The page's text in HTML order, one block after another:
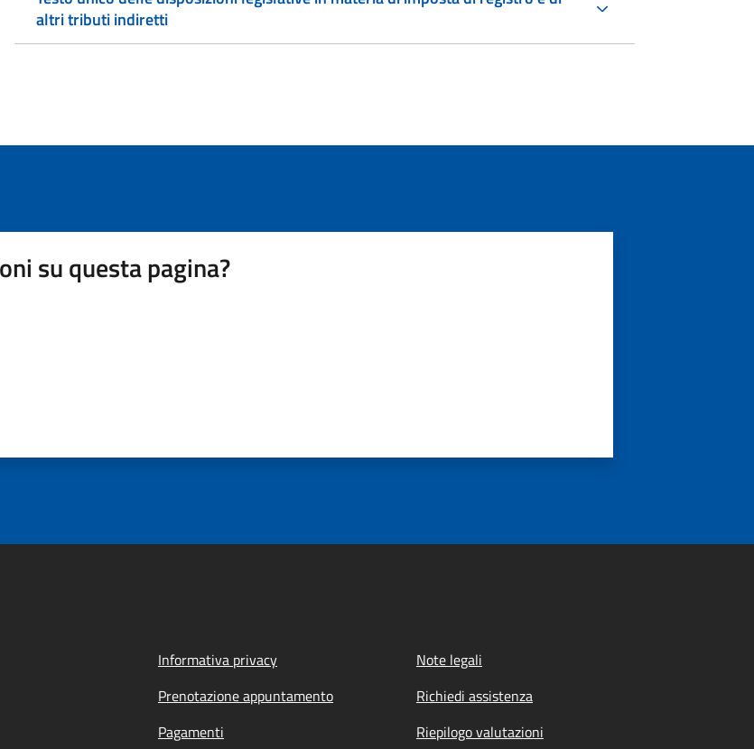
altri tributi indiretti
su questa pagina?
Informativa privacy
Note legali
Prenotazione appuntamento
Richiedi assistenza
Pagamenti Riepilogo valutazioni